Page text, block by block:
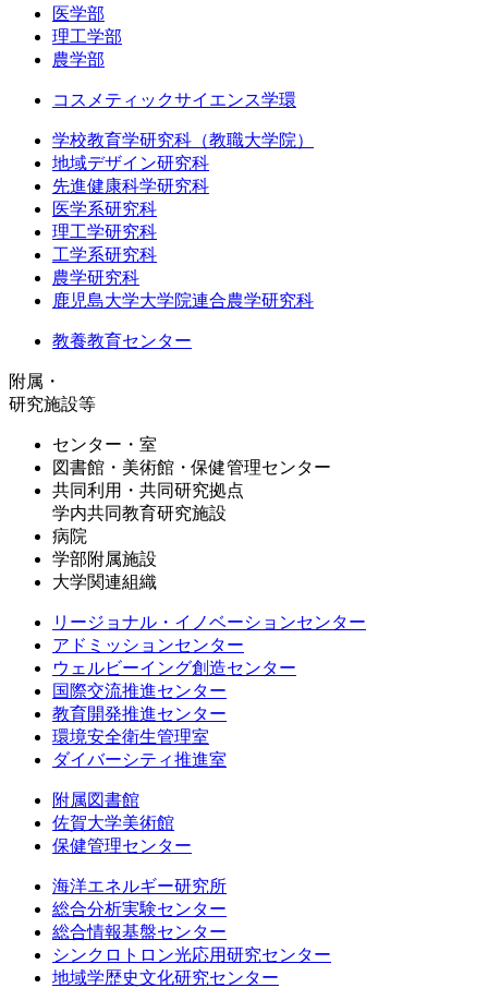
医学部
理工学部
農学部
コスメティックサイエンス学環
学校教育学研究科（教職大学院）
地域デザイン研究科
先進健康科学研究科
医学系研究科
理工学研究科
工学系研究科
農学研究科
鹿児島大学大学院連合農学研究科
教養教育センター
附属・
研究施設等
センター・室
図書館・美術館・保健管理センター
共同利用・共同研究拠点
学内共同教育研究施設
病院
学部附属施設
大学関連組織
リージョナル・イノベーションセンター
アドミッションセンター
ウェルビーイング創造センター
国際交流推進センター
教育開発推進センター
環境安全衛生管理室
ダイバーシティ推進室
附属図書館
佐賀大学美術館
保健管理センター
海洋エネルギー研究所
総合分析実験センター
総合情報基盤センター
シンクロトロン光応用研究センター
地域学歴史文化研究センター